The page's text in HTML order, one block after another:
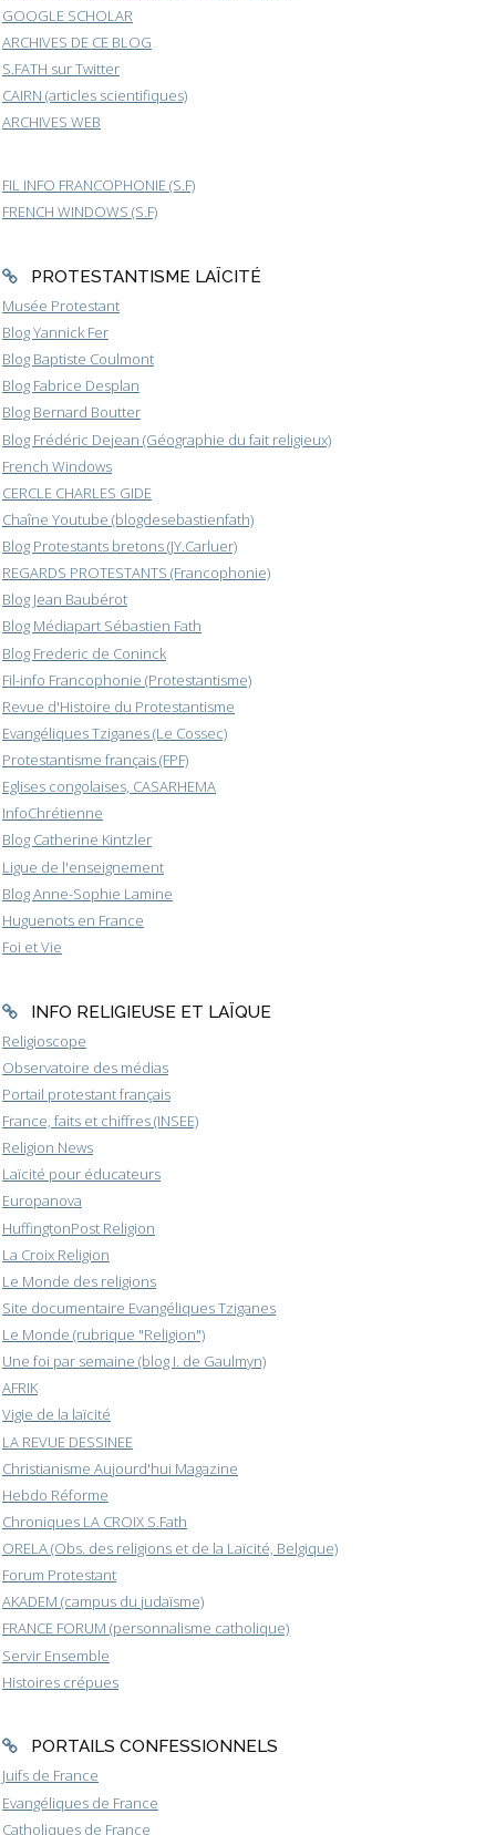
GOOGLE SCHOLAR
ARCHIVES DE CE BLOG
S.FATH sur Twitter
CAIRN (articles scientifiques)
ARCHIVES WEB
FIL INFO FRANCOPHONIE (S.F)
FRENCH WINDOWS (S.F)
PROTESTANTISME LAÏCITÉ
Musée Protestant
Blog Yannick Fer
Blog Baptiste Coulmont
Blog Fabrice Desplan
Blog Bernard Boutter
Blog Frédéric Dejean (Géographie du fait religieux)
French Windows
CERCLE CHARLES GIDE
Chaîne Youtube (blogdesebastienfath)
Blog Protestants bretons (JY.Carluer)
REGARDS PROTESTANTS (Francophonie)
Blog Jean Baubérot
Blog Médiapart Sébastien Fath
Blog Frederic de Coninck
Fil-info Francophonie (Protestantisme)
Revue d'Histoire du Protestantisme
Evangéliques Tziganes (Le Cossec)
Protestantisme français (FPF)
Eglises congolaises, CASARHEMA
InfoChrétienne
Blog Catherine Kintzler
Ligue de l'enseignement
Blog Anne-Sophie Lamine
Huguenots en France
Foi et Vie
INFO RELIGIEUSE ET LAÏQUE
Religioscope
Observatoire des médias
Portail protestant français
France, faits et chiffres (INSEE)
Religion News
Laïcité pour éducateurs
Europanova
HuffingtonPost Religion
La Croix Religion
Le Monde des religions
Site documentaire Evangéliques Tziganes
Le Monde (rubrique "Religion")
Une foi par semaine (blog I. de Gaulmyn)
AFRIK
Vigie de la laïcité
LA REVUE DESSINEE
Christianisme Aujourd'hui Magazine
Hebdo Réforme
Chroniques LA CROIX S.Fath
ORELA (Obs. des religions et de la Laïcité, Belgique)
Forum Protestant
AKADEM (campus du judaïsme)
FRANCE FORUM (personnalisme catholique)
Servir Ensemble
Histoires crépues
PORTAILS CONFESSIONNELS
Juifs de France
Evangéliques de France
Catholiques de France